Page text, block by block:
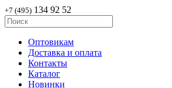
+7 (495) 134 92 52
Оптовикам
Доставка и оплата
Контакты
Каталог
Новинки